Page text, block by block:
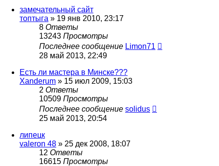
замечательный сайт
топтыга » 19 янв 2010, 23:17
8 Ответы
13243 Просмотры
Последнее сообщение Limon71
28 май 2013, 22:49
Есть ли мастера в Минске???
Xanderum » 15 июл 2009, 15:03
2 Ответы
10509 Просмотры
Последнее сообщение solidus
25 май 2013, 20:54
липецк
valeron 48 » 25 дек 2008, 18:07
12 Ответы
16615 Просмотры